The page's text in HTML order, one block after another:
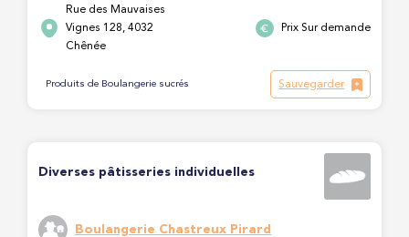
Rue des Mauvaises
Vignes 128, 4032
Chênée
Prix Sur demande
Produits de Boulangerie sucrés Sauvegarder
Diverses pâtisseries individuelles
Boulangerie Chastreux Pirard